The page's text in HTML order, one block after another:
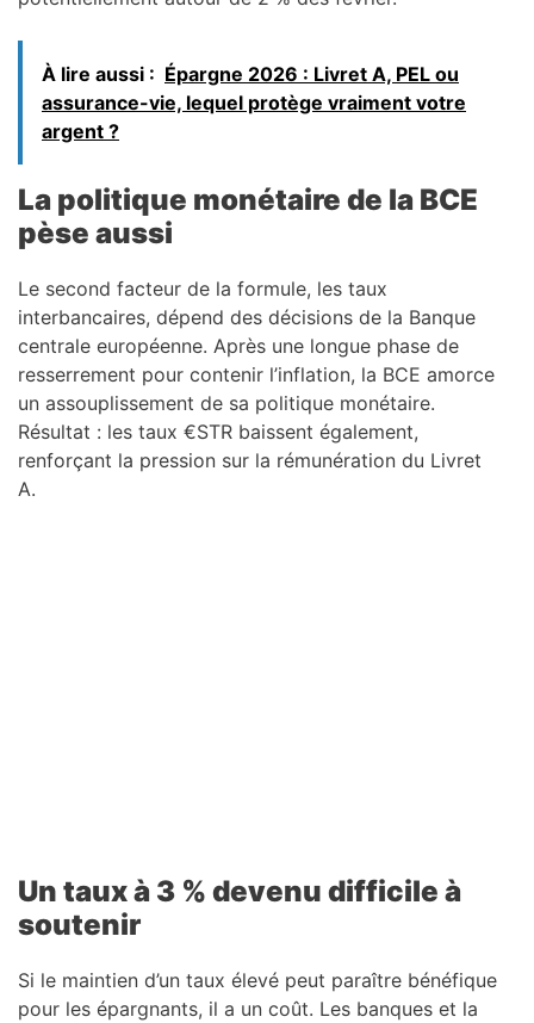
À lire aussi : Épargne 2026 : Livret A, PEL ou
assurance-vie, lequel protège vraiment votre
argent ?
La politique monétaire de la BCE
pèse aussi
Le second facteur de la formule, les taux
interbancaires, dépend des décisions de la Banque
centrale européenne. Après une longue phase de
resserrement pour contenir l’inflation, la BCE amorce
un assouplissement de sa politique monétaire.
Résultat : les taux €STR baissent également,
renforçant la pression sur la rémunération du Livret
A.
Un taux à 3 % devenu difficile à
soutenir
Si le maintien d’un taux élevé peut paraître bénéfique
pour les épargnants, il a un coût. Les banques et la